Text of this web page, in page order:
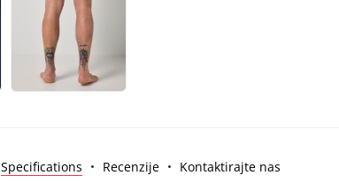
Specifications Recenzije Kontaktirajte nas